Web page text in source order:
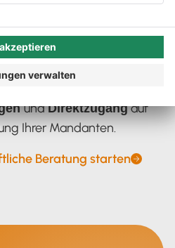
in Lexware Office bietet
undDirektzugangauf
Ihrer Mandanten.
Beratung starten